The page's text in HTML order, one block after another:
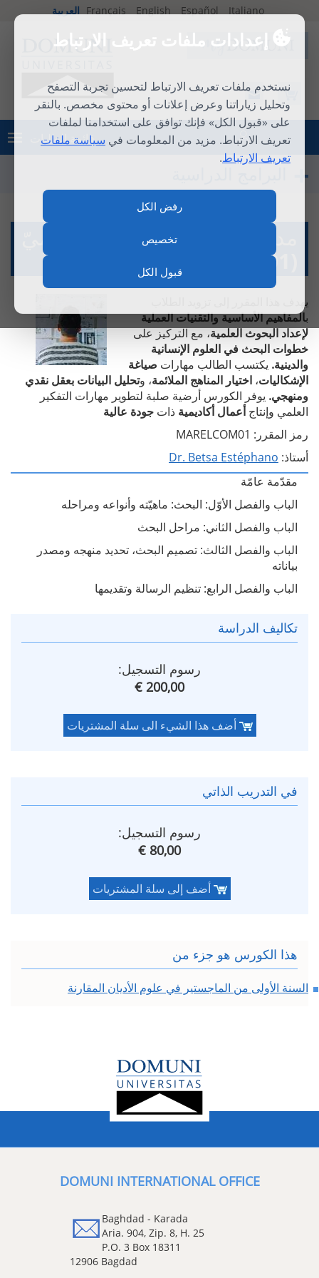
إعدادات ملفات تعريف الارتباط
نستخدم ملفات تعريف الارتباط لتحسين تجربة التصفح
وتحليل زياراتنا وعرض إعلانات أو محتوى مخصص. بالنقر
على «قبول الكل» فإنك توافق على استخدامنا لملفات
تعريف الارتباط. مزيد من المعلومات في سياسة ملفات
تعريف الارتباط.
رفض الكل
تخصيص
قبول الكل
Français English Español Italiano العربية
قائمة الطلبات تسجيل الدخول
مدخل إلى منهجيّة البحث العلميّ
يهدف هذا المقرر إلى تزويد الطلاب
بالمفاهيم الأساسية والتقنيات العملية
لإعداد البحوث العلمية، مع التركيز على
خطوات البحث في العلوم الإنسانية
والدينية. يكتسب الطالب مهارات صياغة
الإشكاليات، اختيار المناهج الملائمة، وتحليل البيانات بعقل نقدي
ومنهجي. يوفر الكورس أرضية صلبة لتطوير مهارات التفكير
العلمي وإنتاجأعمال أكاديمية ذات جودة عالية
رمز المقرر: MARELCOM01
أستاذ: Dr. Betsa Estéphano
مقدّمة عامّة
الباب والفصل الأوّل: البحث: ماهيّته وأنواعه ومراحله
الباب والفصل الثاني: مراحل البحث
الباب والفصل الثالث: تصميم البحث، تحديد منهجه ومصدر
بياناته
الباب والفصل الرابع: تنظيم الرسالة وتقديمها
تكاليف الدراسة
رسوم التسجيل:
200,00 €
أضف هذا الشيء الى سلة المشتريات
في التدريب الذاتي
رسوم التسجيل:
80,00 €
أضف إلى سلة المشتريات
هذا الكورس هو جزء من
السنة الأولى من الماجستير في علوم الأديان المقارنة
DOMUNI INTERNATIONAL OFFICE
Baghdad - Karada
Aria. 904, Zip. 8, H. 25
P.O. 3 Box 18311
12906 Bagdad